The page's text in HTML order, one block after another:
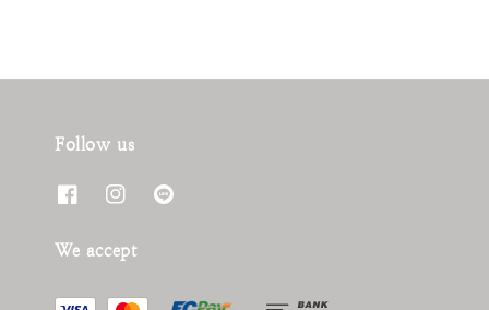
Follow us
We accept